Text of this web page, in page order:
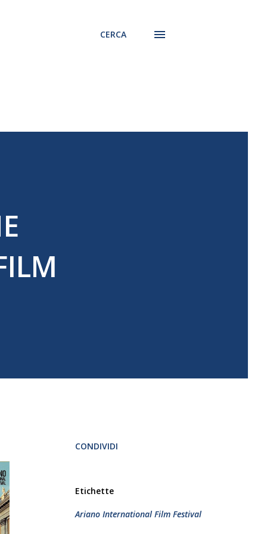
CERCA
CONDIVIDI
Etichette
Ariano International Film Festival